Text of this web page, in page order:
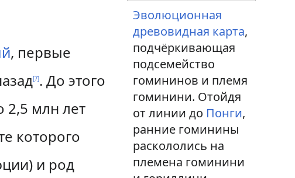
Эволюционная
древовидная карта,
подчёркивающая
подсемейство
гомининов и племя
гоминини. Отойдя
от линии до Понги,
ранние гоминины
раскололись на
племена гоминини
, первые
[7]. До этого
2,5 млн лет
которого
и род